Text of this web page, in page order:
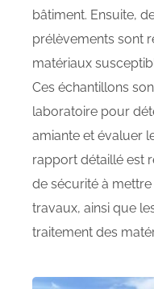
bâtiment. Ensuite,
prélèvements sont
matériaux
Ces échantillons
laboratoire pour
amiante et évaluer
rapport détaillé est
de sécurité à
travaux, ainsi que
traitement des